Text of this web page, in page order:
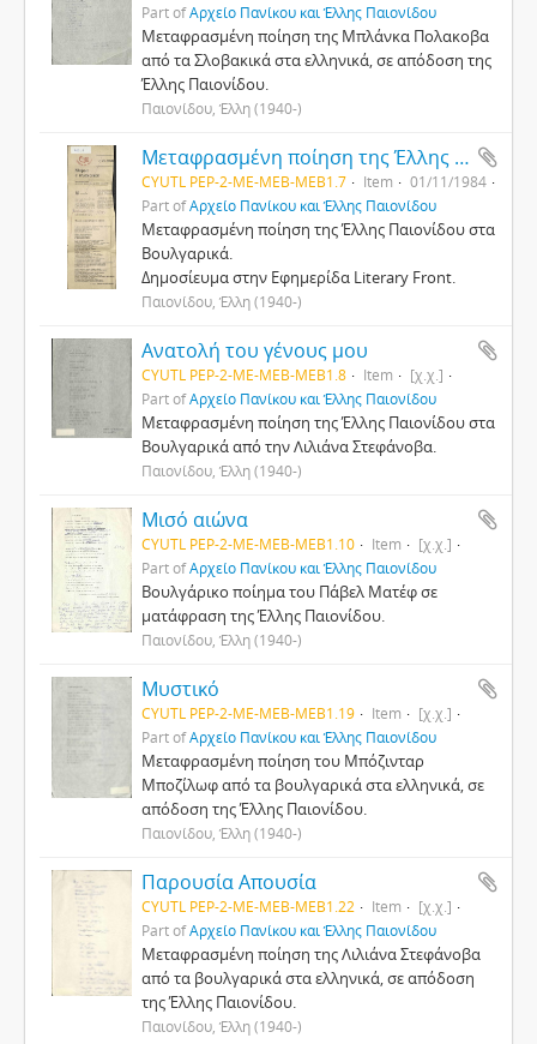
Part ofΑρχείο Πανίκου και Έλλης Παιονίδου
Μεταφρασμένη ποίηση της Μπλάνκα Πολακοβα
από τα Σλοβακικά στα ελληνικά, σε απόδοση της
Έλλης Παιονίδου.
Παιονίδου, Έλλη (1940-)
Μεταφρασμένη ποίηση της Έλλης Παιονίδου στα Βουλγαρικά.
CYUTL PEP-2-ΜΕ-MEB-MEB1.7 Item
01/11/1984
Part ofΑρχείο Πανίκου και Έλλης Παιονίδου
Μεταφρασμένη ποίηση της Έλλης Παιονίδου στα
Βουλγαρικά.
Δημοσίευμα στην Εφημερίδα Literary Front.
Παιονίδου, Έλλη (1940-)
Ανατολή του γένους μου
CYUTL PEP-2-ΜΕ-MEB-MEB1.8 Item
[χ.χ.]
Part ofΑρχείο Πανίκου και Έλλης Παιονίδου
Μεταφρασμένη ποίηση της Έλλης Παιονίδου στα
Βουλγαρικά από την Λιλιάνα Στεφάνοβα.
Παιονίδου, Έλλη (1940-)
Μισό αιώνα
CYUTL PEP-2-ΜΕ-MEB-MEB1.10 Item
[χ.χ.]
Part ofΑρχείο Πανίκου και Έλλης Παιονίδου
Βουλγάρικο ποίημα του Πάβελ Ματέφ σε
ματάφραση της Έλλης Παιονίδου.
Παιονίδου, Έλλη (1940-)
Μυστικό
CYUTL PEP-2-ΜΕ-MEB-MEB1.19 Item
[χ.χ.]
Part ofΑρχείο Πανίκου και Έλλης Παιονίδου
Μεταφρασμένη ποίηση του Μπόζινταρ
Μποζίλωφ από τα βουλγαρικά στα ελληνικά, σε
απόδοση της Έλλης Παιονίδου.
Παιονίδου, Έλλη (1940-)
Παρουσία Απουσία
CYUTL PEP-2-ΜΕ-MEB-MEB1.22 Item
[χ.χ.]
Part ofΑρχείο Πανίκου και Έλλης Παιονίδου
Μεταφρασμένη ποίηση της Λιλιάνα Στεφάνοβα
από τα βουλγαρικά στα ελληνικά, σε απόδοση
της Έλλης Παιονίδου.
Παιονίδου, Έλλη (1940-)